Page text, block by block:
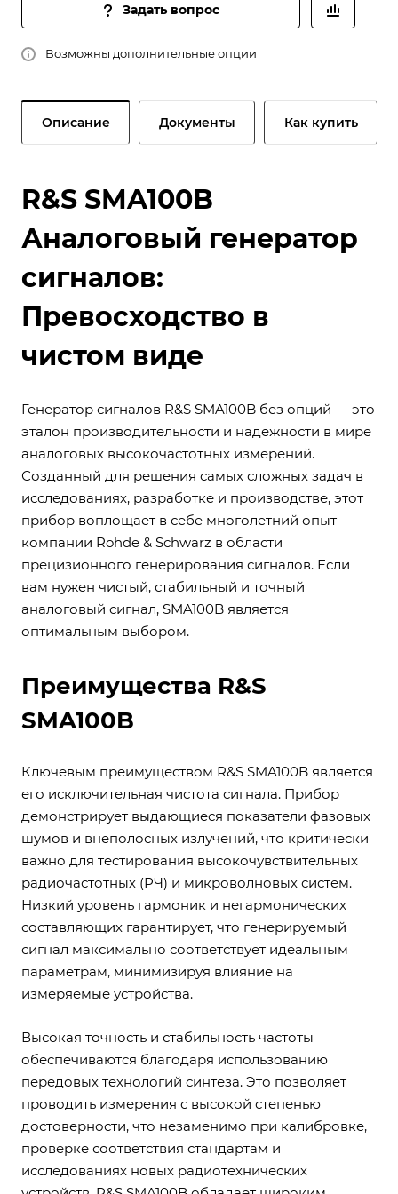
Задать вопрос
Возможны дополнительные опции
Описание Документы Как купить
R&S SMA100B
Аналоговый генератор
сигналов:
Превосходство в
чистом виде
Генератор сигналов R&S SMA100B без опций — это
эталон производительности и надежности в мире
аналоговых высокочастотных измерений.
Созданный для решения самых сложных задач в
исследованиях, разработке и производстве, этот
прибор воплощает в себе многолетний опыт
компании Rohde & Schwarz в области
прецизионного генерирования сигналов. Если
вам нужен чистый, стабильный и точный
аналоговый сигнал, SMA100B является
оптимальным выбором.
Преимущества R&S
SMA100B
Ключевым преимуществом R&S SMA100B является
его исключительная чистота сигнала. Прибор
демонстрирует выдающиеся показатели фазовых
шумов и внеполосных излучений, что критически
важно для тестирования высокочувствительных
радиочастотных (РЧ) и микроволновых систем.
Низкий уровень гармоник и негармонических
составляющих гарантирует, что генерируемый
сигнал максимально соответствует идеальным
параметрам, минимизируя влияние на
измеряемые устройства.
Высокая точность и стабильность частоты
обеспечиваются благодаря использованию
передовых технологий синтеза. Это позволяет
проводить измерения с высокой степенью
достоверности, что незаменимо при калибровке,
проверке соответствия стандартам и
исследованиях новых радиотехнических